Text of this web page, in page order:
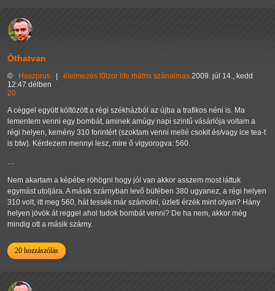
Öthatvan
© Haszprus élelmezés l0lzor life mátrix szánalmas 2009. júl 14., kedd
12:47 délben
20
A céggel együtt költözött a régi székházból az újba a trafikos néni is. Ma
lementem venni egy bombát, aminek amúgy napi szintű vásárlója voltam a
régi helyen, kemény 310 forintért (szoktam venni mellé csokit és/vagy ice tea-t
is btw). Kérdezem mennyi lesz, mire ő vigyorogva: 560.
…
Nem akartam a képébe röhögni hogy jól van akkor asszem most láttuk
egymást utoljára. A másik szárnyban levő büfében 380 ugyanez, a régi helyen
310 volt, itt meg 560, hát tessék már számolni, üzleti érzék mint olyan? Hány
helyen jövök át reggel ahol tudok bombát venni? De ha nem, akkor még
mindig ott a másik szárny.
20 hozzászólás